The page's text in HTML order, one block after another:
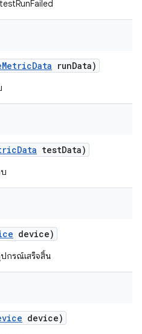
MetricData runData)
Data testData)
device)
ปกรณ์เสร็จสิ้น
device)